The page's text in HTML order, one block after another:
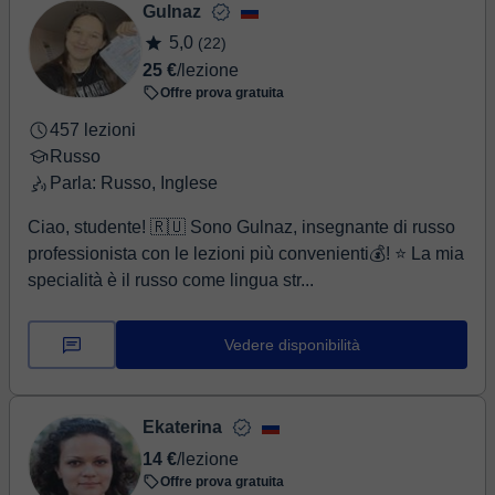
Gulnaz
5,0 (22)
25 €/lezione
Offre prova gratuita
457 lezioni
Russo
Parla: Russo, Inglese
Ciao, studente! 🇷🇺 Sono Gulnaz, insegnante di russo
professionista con le lezioni più convenienti💰! ⭐️ La mia
specialità è il russo come lingua str...
Vedere disponibilità
Ekaterina
14 €/lezione
Offre prova gratuita